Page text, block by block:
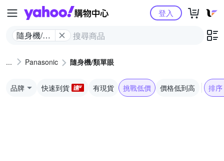
Yahoo購物中心
隨身機/類
登入
Panasonic 隨身機/類單眼
品牌 快速到貨 有現貨 挑戰低價 價格低到高 排序